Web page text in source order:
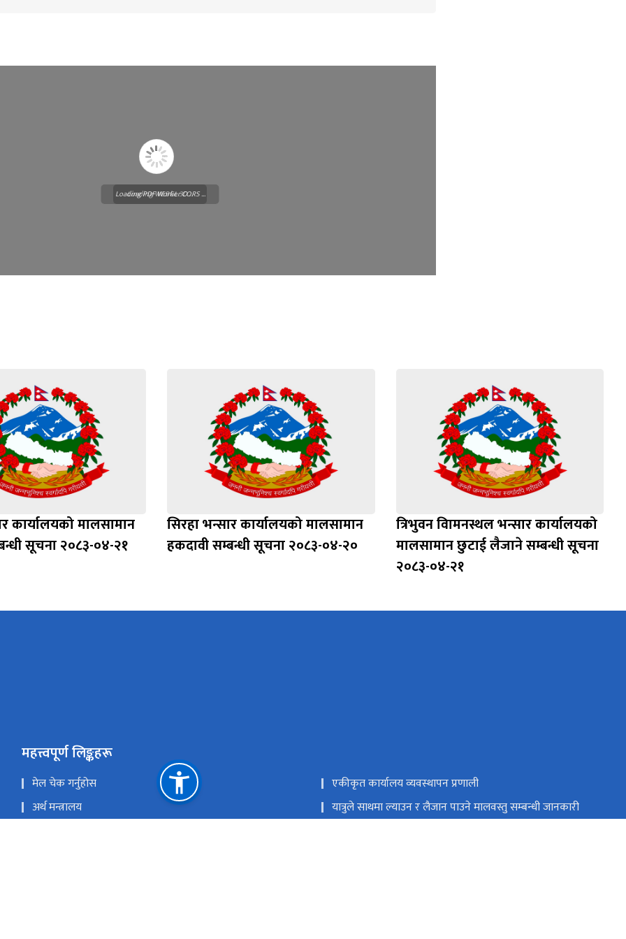
Loading WEBGL 3D ...
Loading PDF Worker CORS ...
कार्यालयको मालसामान
सूचना २०८३-०४-२१
सिरहा भन्सार कार्यालयको मालसामान
हकदावी सम्बन्धी सूचना २०८३-०४-२०
त्रिभुवन विामनस्थल भन्सार कार्यालयको
मालसामान छुटाई लैजाने सम्बन्धी सूचना
२०८३-०४-२१
महत्त्वपूर्ण लिङ्कहरू
मेल चेक गर्नुहोस
एकीकृत कार्यालय व्यवस्थापन प्रणाली
अर्थ मन्त्रालय
यात्रुले साथमा ल्याउन र लैजान पाउने मालवस्तु सम्बन्धी जानकारी